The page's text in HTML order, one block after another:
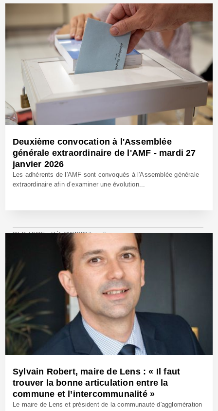
Deuxième convocation à l'Assemblée
générale extraordinaire de l'AMF - mardi 27
janvier 2026
Les adhérents de l'AMF sont convoqués à l'Assemblée générale
extraordinaire afin d’examiner une évolution...
28 Oct 2025 - Réf: CW42827
Sylvain Robert, maire de Lens : « Il faut
trouver la bonne articulation entre la
commune et l’intercommunalité »
Le maire de Lens et président de la communauté d'agglomération